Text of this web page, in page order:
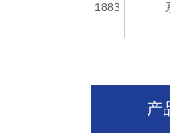
1883
产